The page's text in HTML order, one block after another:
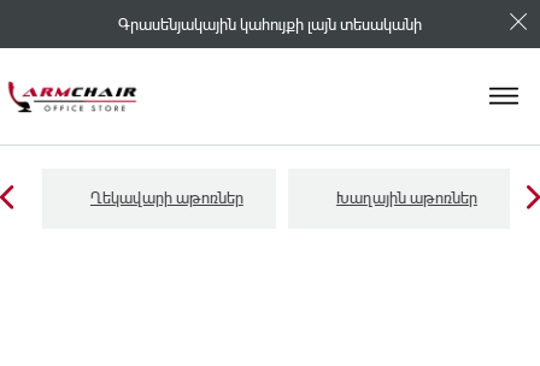
Գրասենյակային կահույքի լայն տեսականի
Ղեկավարի աթոռներ Խաղային աթոռներ